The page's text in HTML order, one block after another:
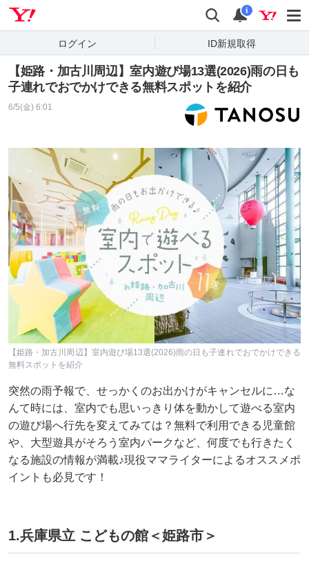
検索 通知
i
ログイン ID新規取得
【姫路・加古川周辺】室内遊び場13選(2026)雨の日も
子連れでおでかけできる無料スポットを紹介
6/5(金) 6:01
【姫路・加古川周辺】室内遊び場13選(2026)雨の日も子連れでおでかけできる
無料スポットを紹介
突然の雨予報で、せっかくのお出かけがキャンセルに…な
んて時には、室内でも思いっきり体を動かして遊べる室内
の遊び場へ行先を変えてみては？無料で利用できる児童館
や、大型遊具がそろう室内パークなど、何度でも行きたく
なる施設の情報が満載♪現役ママライターによるオススメポ
イントも必見です！
1.兵庫県立 こどもの館＜姫路市＞